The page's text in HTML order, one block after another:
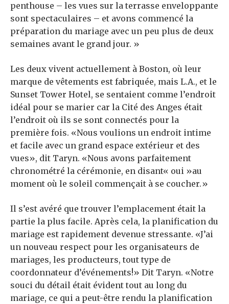
penthouse – les vues sur la terrasse enveloppante
sont spectaculaires – et avons commencé la
préparation du mariage avec un peu plus de deux
semaines avant le grand jour. »
Les deux vivent actuellement à Boston, où leur
marque de vêtements est fabriquée, mais L.A., et le
Sunset Tower Hotel, se sentaient comme l’endroit
idéal pour se marier car la Cité des Anges était
l’endroit où ils se sont connectés pour la
première fois. «Nous voulions un endroit intime
et facile avec un grand espace extérieur et des
vues», dit Taryn. «Nous avons parfaitement
chronométré la cérémonie, en disant« oui »au
moment où le soleil commençait à se coucher.»
Il s’est avéré que trouver l’emplacement était la
partie la plus facile. Après cela, la planification du
mariage est rapidement devenue stressante. «J’ai
un nouveau respect pour les organisateurs de
mariages, les producteurs, tout type de
coordonnateur d’événements!» Dit Taryn. «Notre
souci du détail était évident tout au long du
mariage, ce qui a peut-être rendu la planification